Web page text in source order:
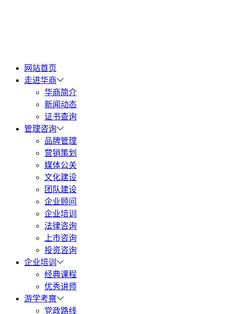
网站首页
走进华商
华商简介
新闻动态
证书查询
管理咨询
品牌管理
营销策划
媒体公关
文化建设
团队建设
企业顾问
企业培训
法律咨询
上市咨询
投资咨询
企业培训
经典课程
优秀讲师
游学考察
党政路线